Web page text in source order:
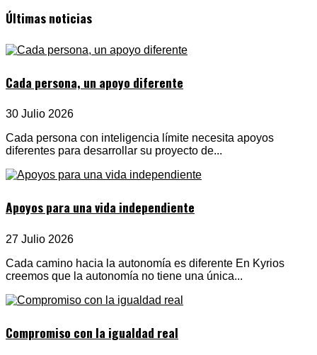
Últimas noticias
Cada persona, un apoyo diferente
30 Julio 2026
Cada persona con inteligencia límite necesita apoyos
diferentes para desarrollar su proyecto de...
Apoyos para una vida independiente
27 Julio 2026
Cada camino hacia la autonomía es diferente En Kyrios
creemos que la autonomía no tiene una única...
Compromiso con la igualdad real